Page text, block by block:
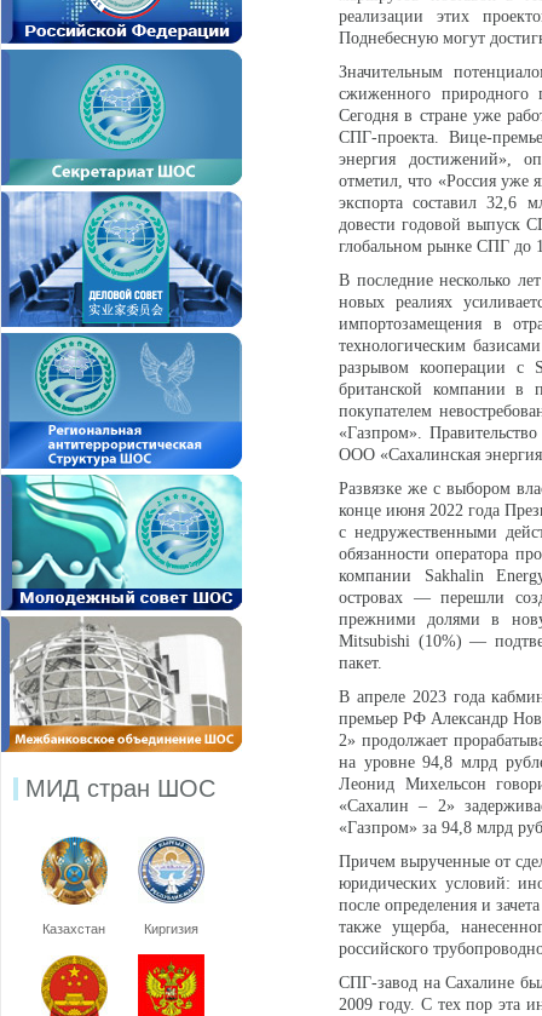
МИД стран ШОС
Казахстан Киргизия
реализации этих
Поднебесную могут
Значительным
сжиженного природного
Сегодня в стране уже
СПГ-проекта. Вице-
энергия достижений»,
отметил, что «Россия уже
экспорта составил 32,6
довести годовой выпуск
глобальном рынке СПГ до
В последние несколько
новых реалиях
импортозамещения в
технологическим
разрывом кооперации с
британской компании в
покупателем
«Газпром».
ООО «Сахалинская
Развязке же с выбором
конце июня 2022 года
с недружественными
обязанности оператора
компании Sakhalin
островах — перешли
прежними долями в
Mitsubishi (10%) —
пакет.
В апреле 2023 года
премьер РФ Александр
2» продолжает
на уровне 94,8 млрд
Леонид Михельсон
«Сахалин – 2»
«Газпром» за 94,8 млрд
Причем вырученные от
юридических условий:
после определения и
также ущерба,
российского
СПГ-завод на Сахалине
2009 году. С тех пор эта